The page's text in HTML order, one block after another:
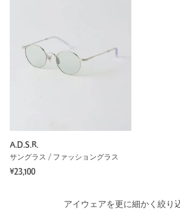
A.D.S.R.
サングラス / ファッショングラス
¥23,100
アイウェアを更に細かく絞り